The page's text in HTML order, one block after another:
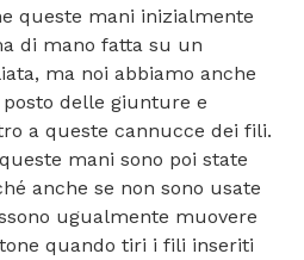
queste mani inizialmente
di mano fatta su un
ma noi abbiamo anche
delle giunture e
a queste cannucce dei fili.
mani sono poi state
anche se non sono usate
ugualmente muovere
quando tiri i fili inseriti